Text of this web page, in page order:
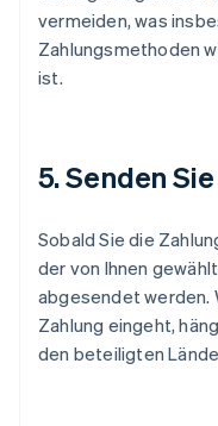
vermeiden, was
Zahlungsmethoden
ist.
5. Senden
Sobald Sie die
der von Ihnen
abgesendet werden.
Zahlung eingeht,
den beteiligten